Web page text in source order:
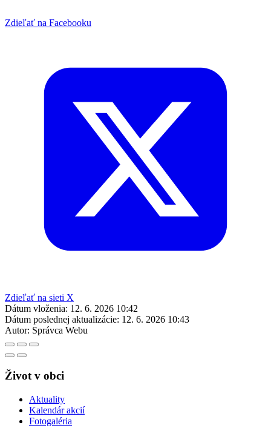
Zdieľať na Facebooku
Zdieľať na sieti X
Dátum vloženia: 12. 6. 2026 10:42
Dátum poslednej aktualizácie: 12. 6. 2026 10:43
Autor: Správca Webu
Život v obci
Aktuality
Kalendár akcií
Fotogaléria